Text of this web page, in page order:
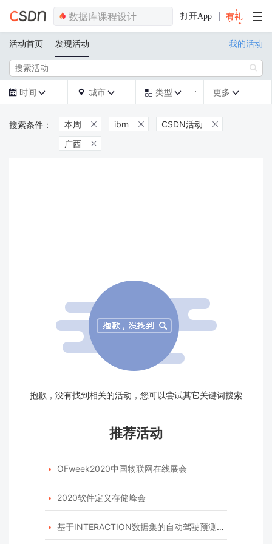
打开App
活动首页 发现活动 我的活动

 时间   城市   类型  更多 
本周  ibm  CSDN活动 
广西 
抱歉，没有找到相关的活动，您可以尝试其它关键词搜索
推荐活动
 OFweek2020中国物联网在线展会
 2020软件定义存储峰会
 基于INTERACTION数据集的自动驾驶预测模型挑战赛